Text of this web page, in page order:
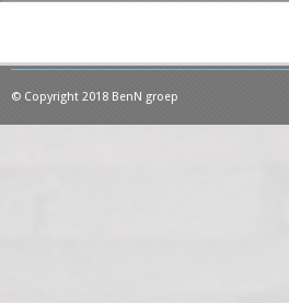
© Copyright 2018 BenN groep